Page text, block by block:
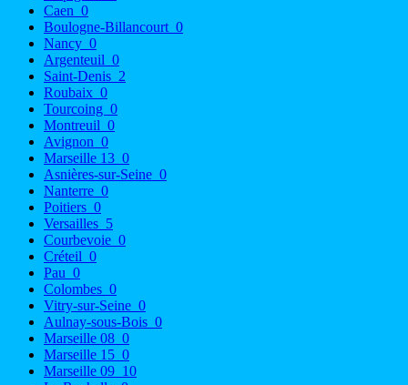
Caen 0
Boulogne-Billancourt 0
Nancy 0
Argenteuil 0
Saint-Denis 2
Roubaix 0
Tourcoing 0
Montreuil 0
Avignon 0
Marseille 13 0
Asnières-sur-Seine 0
Nanterre 0
Poitiers 0
Versailles 5
Courbevoie 0
Créteil 0
Pau 0
Colombes 0
Vitry-sur-Seine 0
Aulnay-sous-Bois 0
Marseille 08 0
Marseille 15 0
Marseille 09 10